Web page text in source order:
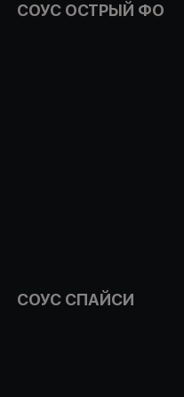
СОУС ОСТРЫЙ ФО
СОУС СПАЙСИ